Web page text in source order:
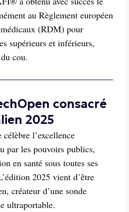
au Règlement européen
(RDM) pour
supérieurs et inférieurs,
cou.
consacré
2025
l’excellence
par les pouvoirs publics,
en santé sous toutes ses
2025 vient d’être
créateur d’une sonde
ultraportable.